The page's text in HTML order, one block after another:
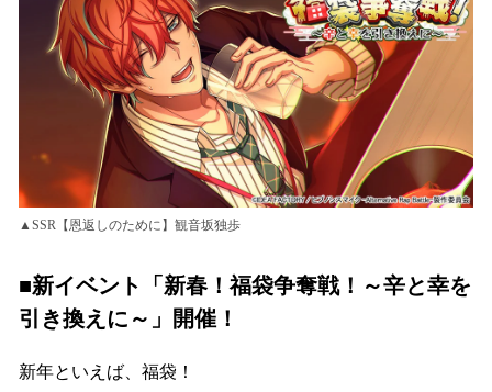
読
み
で
▲SSR【恩返しのために】観音坂独歩
■新イベント「新春！福袋争奪戦！～辛と幸を
引き換えに～」開催！
新年といえば、福袋！